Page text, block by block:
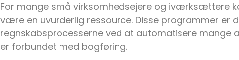
For mange små virksomhedsejere og iværksættere
være en uvurderlig ressource. Disse programmer er
regnskabsprocesserne ved at automatisere mange
er forbundet med bogføring.